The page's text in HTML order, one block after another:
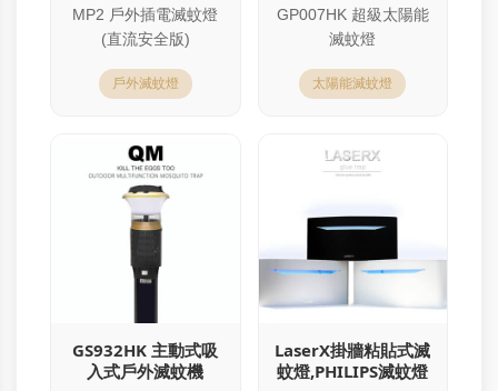
MP2 戶外插電滅蚊燈
(直流安全版)
戶外滅蚊燈
GP007HK 超級太陽能
滅蚊燈
太陽能滅蚊燈
GS932HK 主動式吸
入式戶外滅蚊機
LaserX掛牆粘貼式滅
蚊燈,PHILIPS滅蚊燈